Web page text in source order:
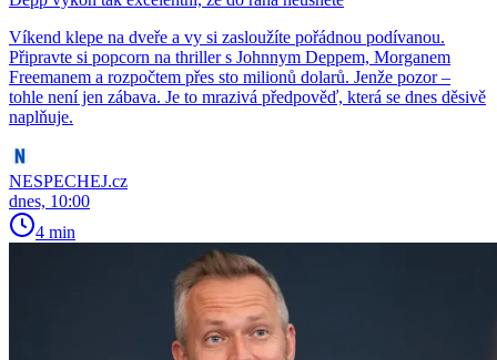
Víkend klepe na dveře a vy si zasloužíte pořádnou podívanou.
Připravte si popcorn na thriller s Johnnym Deppem, Morganem
Freemanem a rozpočtem přes sto milionů dolarů. Jenže pozor –
tohle není jen zábava. Je to mrazivá předpověď, která se dnes děsivě
naplňuje.
NESPECHEJ.cz
dnes, 10:00
4 min